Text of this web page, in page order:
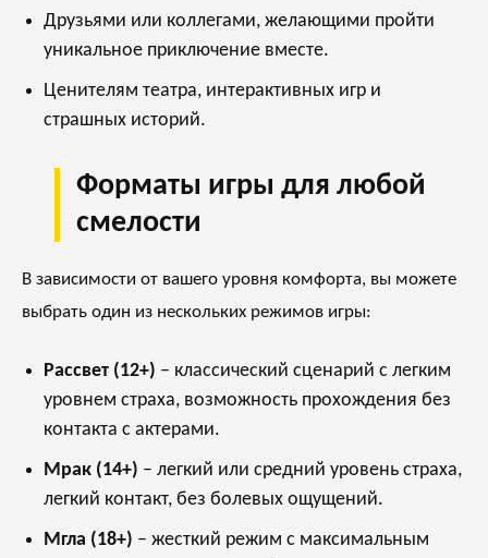
Друзьями или коллегами, желающими пройти
уникальное приключение вместе.
Ценителям театра, интерактивных игр и
страшных историй.
Форматы игры для любой
смелости
В зависимости от вашего уровня комфорта, вы можете
выбрать один из нескольких режимов игры:
Рассвет (12+) – классический сценарий с легким
уровнем страха, возможность прохождения без
контакта с актерами.
Мрак (14+) – легкий или средний уровень страха,
легкий контакт, без болевых ощущений.
Мгла (18+) – жесткий режим с максимальным